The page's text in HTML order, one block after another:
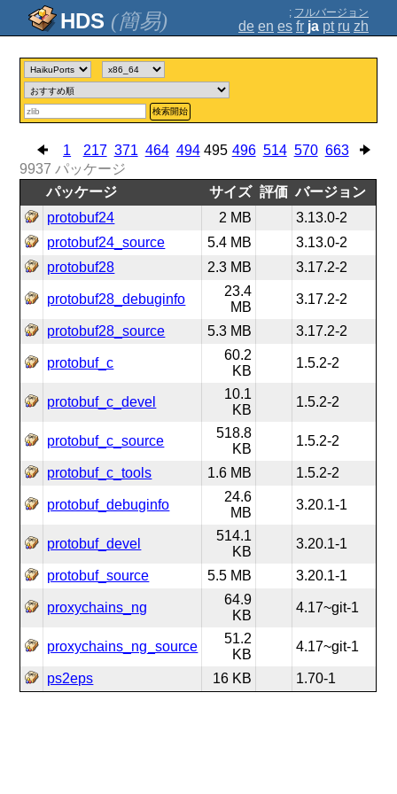
(簡易) ; フルバージョン
de en es fr ja pt ru zh
検索開始
1 217 371 464 494 495 496 514 570 663
9937 パッケージ
パッケージ
サイズ 評価 バージョン
protobuf24
2 MB
3.13.0-2
protobuf24_source
5.4 MB
3.13.0-2
protobuf28
2.3 MB 3.17.2-2
protobuf28_debuginfo
23.4
MB
3.17.2-2
protobuf28_source 5.3 MB 3.17.2-2
protobuf_c
60.2
KB
1.5.2-2
protobuf_c_devel
10.1
KB
1.5.2-2
protobuf_c_source
518.8
KB
1.5.2-2
protobuf_c_tools 1.6 MB 1.5.2-2
protobuf_debuginfo
24.6
MB
3.20.1-1
protobuf_devel
514.1
KB
3.20.1-1
protobuf_source 5.5 MB 3.20.1-1
proxychains_ng
64.9
KB
4.17~git-1
proxychains_ng_source
51.2
KB
4.17~git-1
ps2eps 16 KB 1.70-1